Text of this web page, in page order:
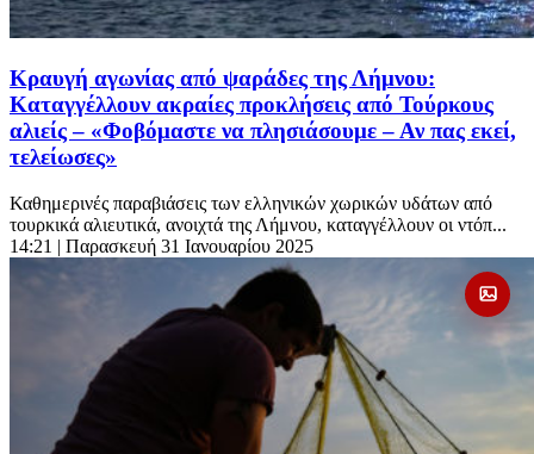
Κραυγή αγωνίας από ψαράδες της Λήμνου:
Kαταγγέλλουν ακραίες προκλήσεις από Τούρκους
αλιείς – «Φοβόμαστε να πλησιάσουμε – Αν πας εκεί,
τελείωσες»
Καθημερινές παραβιάσεις των ελληνικών χωρικών υδάτων από
τουρκικά αλιευτικά, ανοιχτά της Λήμνου, καταγγέλλουν οι ντόπ...
14:21 | Παρασκευή 31 Ιανουαρίου 2025